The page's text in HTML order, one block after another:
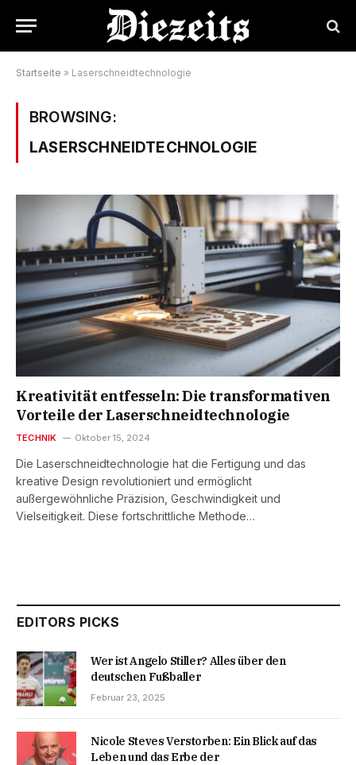
Startseite » Laserschneidtechnologie
BROWSING:
LASERSCHNEIDTECHNOLOGIE
Kreativität entfesseln: Die transformativen
Vorteile der Laserschneidtechnologie
TECHNIK Oktober 15, 2024
Die Laserschneidtechnologie hat die Fertigung und das
kreative Design revolutioniert und ermöglicht
außergewöhnliche Präzision, Geschwindigkeit und
Vielseitigkeit. Diese fortschrittliche Methode…
EDITORS PICKS
Wer ist Angelo Stiller? Alles über den
deutschen Fußballer
Februar 23, 2025
Nicole Steves Verstorben: Ein Blick auf das
Leben und das Erbe der